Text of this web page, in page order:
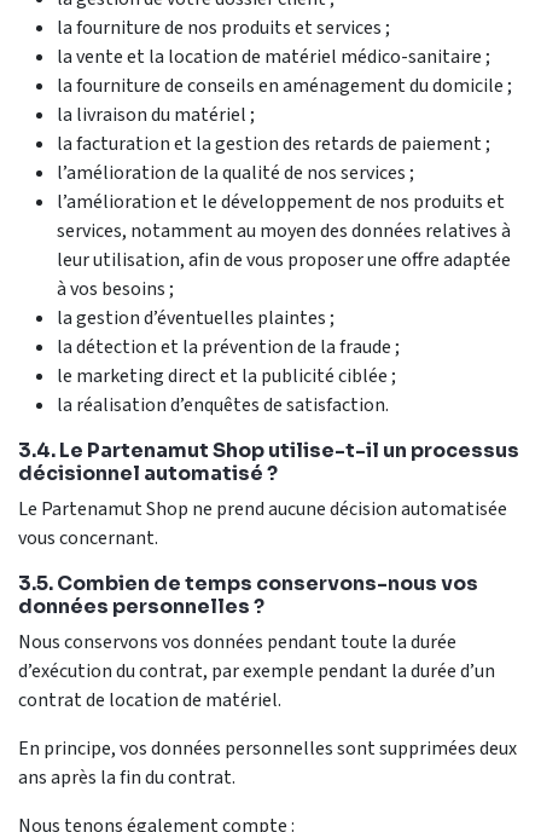
la fourniture de nos produits et services ;
la vente et la location de matériel médico-sanitaire ;
la fourniture de conseils en aménagement du domicile ;
la livraison du matériel ;
la facturation et la gestion des retards de paiement ;
l’amélioration de la qualité de nos services ;
l’amélioration et le développement de nos produits et
services, notamment au moyen des données relatives à
leur utilisation, afin de vous proposer une offre adaptée
à vos besoins ;
la gestion d’éventuelles plaintes ;
la détection et la prévention de la fraude ;
le marketing direct et la publicité ciblée ;
la réalisation d’enquêtes de satisfaction.
3.4. Le Partenamut Shop utilise-t-il un processus
décisionnel automatisé ?
Le Partenamut Shop ne prend aucune décision automatisée
vous concernant.
3.5. Combien de temps conservons-nous vos
données personnelles ?
Nous conservons vos données pendant toute la durée
d’exécution du contrat, par exemple pendant la durée d’un
contrat de location de matériel.
En principe, vos données personnelles sont supprimées deux
ans après la fin du contrat.
Nous tenons également compte :